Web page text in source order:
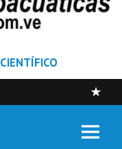
CIENTÍFICO